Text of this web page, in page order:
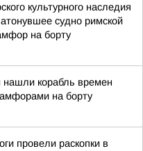
культурного наследия
судно римской
на борту
нашли корабль времен
на борту
провели раскопки в